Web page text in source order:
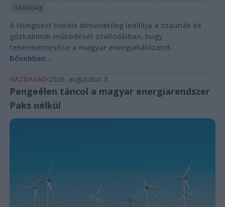
Gazdaság
A Hunguest Hotels átmenetileg leállítja a szaunák és
gőzkabinok működését szállodáiban, hogy
tehermentesítse a magyar energiahálózatot.
Bővebben...
GAZDASÁG 2026. augusztus 3.
Pengeélen táncol a magyar energiarendszer
Paks nélkül